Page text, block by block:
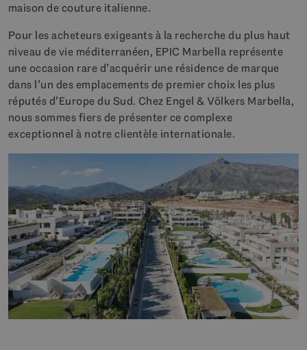
maison de couture italienne.
Pour les acheteurs exigeants à la recherche du plus haut
niveau de vie méditerranéen, EPIC Marbella représente
une occasion rare d’acquérir une résidence de marque
dans l’un des emplacements de premier choix les plus
réputés d’Europe du Sud. Chez Engel & Völkers Marbella,
nous sommes fiers de présenter ce complexe
exceptionnel à notre clientèle internationale.